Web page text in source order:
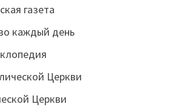
газета
каждый день
Церкви
Церкви